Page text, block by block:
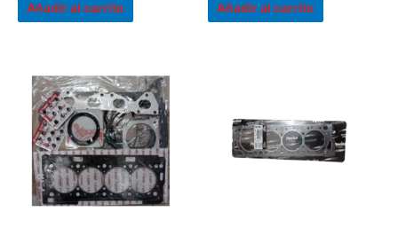
Añadir al carrito Añadir al carrito